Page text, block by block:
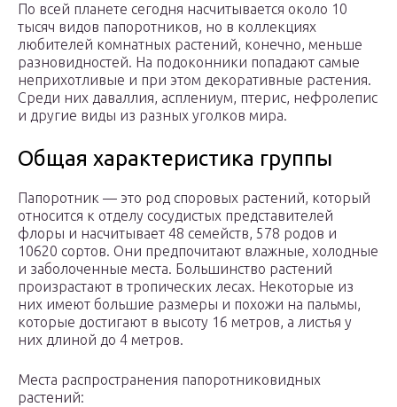
По всей планете сегодня насчитывается около 10
тысяч видов папоротников, но в коллекциях
любителей комнатных растений, конечно, меньше
разновидностей. На подоконники попадают самые
неприхотливые и при этом декоративные растения.
Среди них даваллия, асплениум, птерис, нефролепис
и другие виды из разных уголков мира.
Общая характеристика группы
Папоротник — это род споровых растений, который
относится к отделу сосудистых представителей
флоры и насчитывает 48 семейств, 578 родов и
10620 сортов. Они предпочитают влажные, холодные
и заболоченные места. Большинство растений
произрастают в тропических лесах. Некоторые из
них имеют большие размеры и похожи на пальмы,
которые достигают в высоту 16 метров, а листья у
них длиной до 4 метров.
Места распространения папоротниковидных
растений: